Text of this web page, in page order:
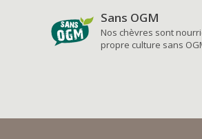
Sans OGM
Nos chèvres sont
propre culture sans